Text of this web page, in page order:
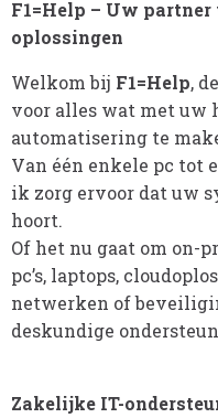
F1=Help – Uw partner
oplossingen
Welkom bij F1=Help,
voor alles wat met uw
automatisering te
Van één enkele pc tot
ik zorg ervoor dat uw
hoort.
Of het nu gaat om on-
pc’s, laptops,
netwerken of
deskundige
Zakelijke IT-